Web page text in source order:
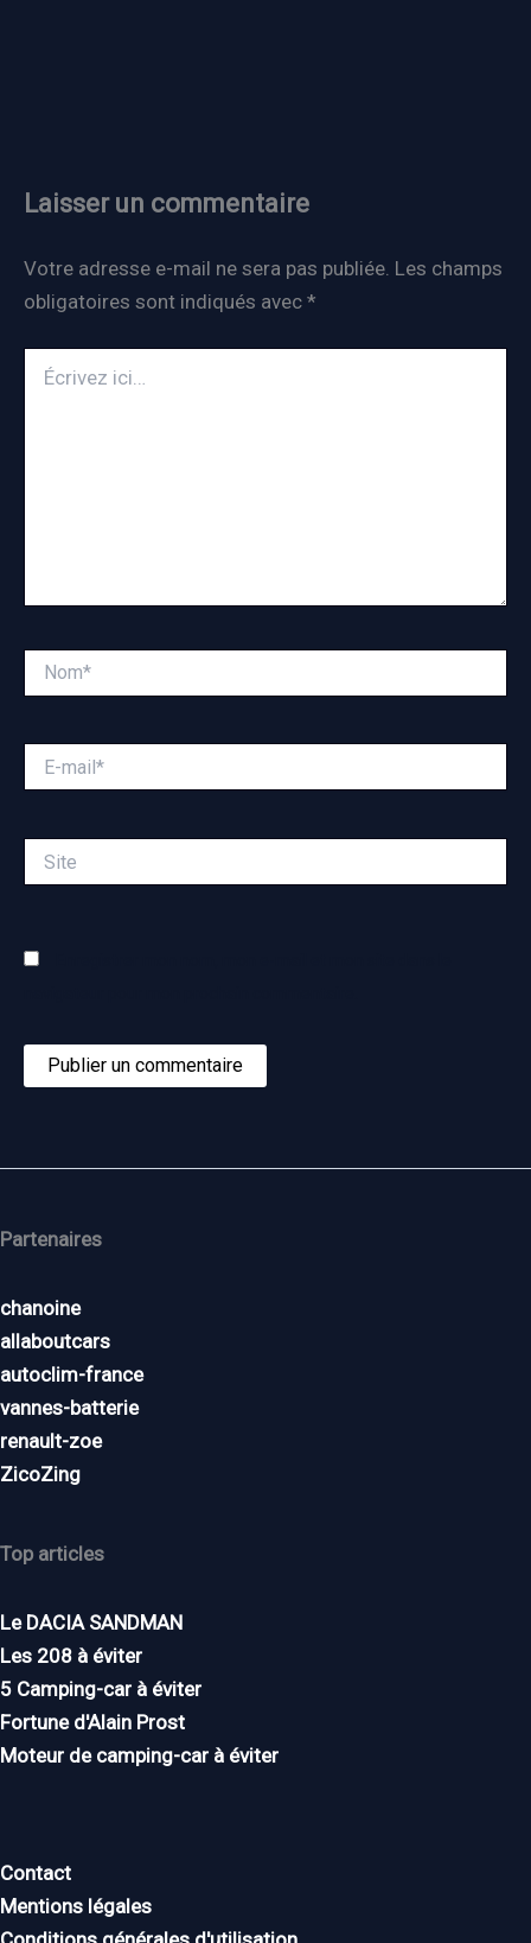
Laisser un commentaire
Votre adresse e-mail ne sera pas publiée. Les champs
obligatoires sont indiqués avec *
ici…
mail*
Partenaires
chanoine
allaboutcars
autoclim-france
vannes-batterie
renault-zoe
ZicoZing
Top articles
Le DACIA SANDMAN
Les 208 à éviter
5 Camping-car à éviter
Fortune d'Alain Prost
Moteur de camping-car à éviter
Contact
Mentions légales